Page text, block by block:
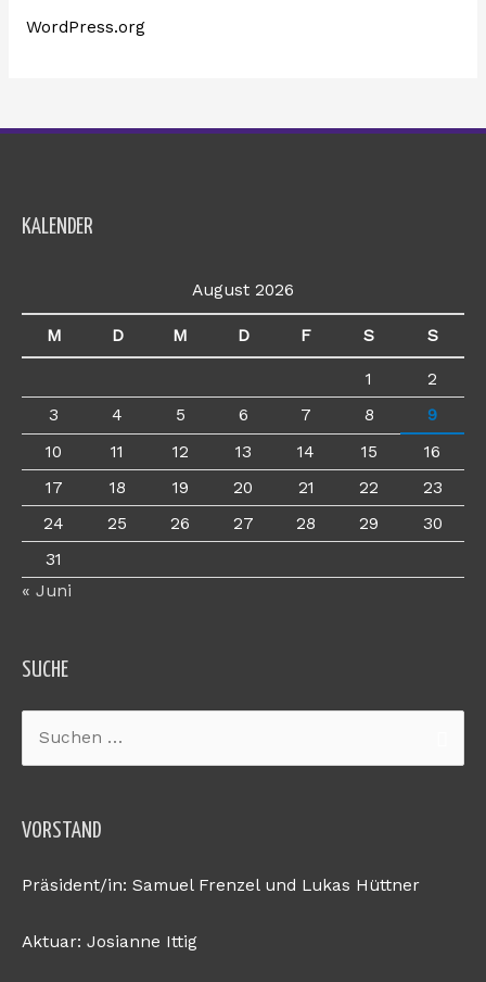
WordPress.org
KALENDER
August 2026
M D M D F S S
1
2
3
4 5 6 7 8
9
10
11 12 13 14 15
16
17
18 19 20 21 22
23
24
25 26 27 28 29
30
31
« Juni
SUCHE
Suchen
nach:
VORSTAND
Präsident/in: Samuel Frenzel und Lukas Hüttner
Aktuar: Josianne Ittig